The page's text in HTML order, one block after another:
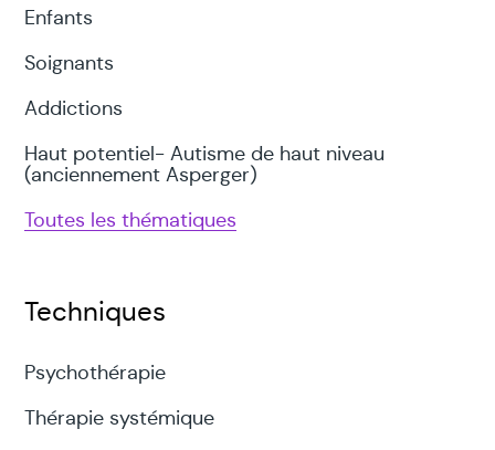
Enfants
Soignants
Addictions
Haut potentiel- Autisme de haut niveau
(anciennement Asperger)
Toutes les thématiques
Techniques
Psychothérapie
Thérapie systémique